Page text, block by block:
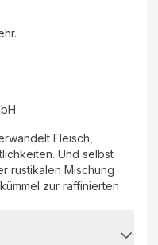
Fleisch,
Und selbst
rustikalen Mischung
zur raffinierten